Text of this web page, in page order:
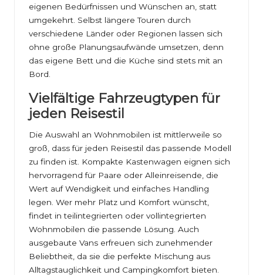
eigenen Bedürfnissen und Wünschen an, statt
umgekehrt. Selbst längere Touren durch
verschiedene Länder oder Regionen lassen sich
ohne große Planungsaufwände umsetzen, denn
das eigene Bett und die Küche sind stets mit an
Bord.
Vielfältige Fahrzeugtypen für
jeden Reisestil
Die Auswahl an Wohnmobilen ist mittlerweile so
groß, dass für jeden Reisestil das passende Modell
zu finden ist. Kompakte Kastenwagen eignen sich
hervorragend für Paare oder Alleinreisende, die
Wert auf Wendigkeit und einfaches Handling
legen. Wer mehr Platz und Komfort wünscht,
findet in teilintegrierten oder vollintegrierten
Wohnmobilen die passende Lösung. Auch
ausgebaute Vans erfreuen sich zunehmender
Beliebtheit, da sie die perfekte Mischung aus
Alltagstauglichkeit und Campingkomfort bieten.